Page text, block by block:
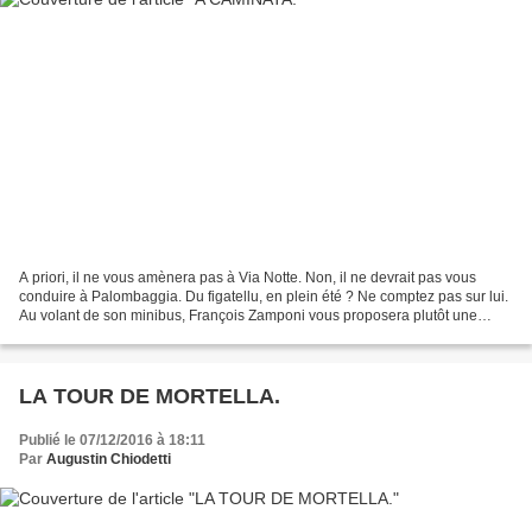
A priori, il ne vous amènera pas à Via Notte. Non, il ne devrait pas vous
conduire à Palombaggia. Du figatellu, en plein été ? Ne comptez pas sur lui.
Au volant de son minibus, François Zamponi vous proposera plutôt une
LA TOUR DE MORTELLA.
Publié le 07/12/2016 à 18:11
Par Augustin Chiodetti